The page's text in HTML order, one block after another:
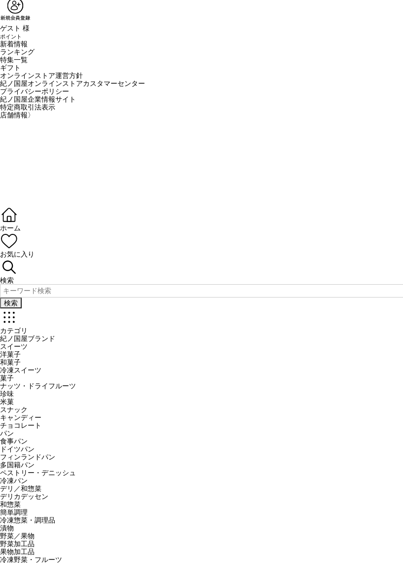
ゲスト 様
ポイント
新着情報
ランキング
特集一覧
ギフト
オンラインストア運営方針
紀ノ国屋オンラインストアカスタマーセンター
プライバシーポリシー
紀ノ国屋企業情報サイト
特定商取引法表示
店舗情報〉
ホーム
お気に入り
検索
検索
カテゴリ
紀ノ国屋ブランド
スイーツ
洋菓子
和菓子
冷凍スイーツ
菓子
ナッツ・ドライフルーツ
珍味
米菓
スナック
キャンディー
チョコレート
パン
食事パン
ドイツパン
フィンランドパン
多国籍パン
ペストリー・デニッシュ
冷凍パン
デリ／和惣菜
デリカデッセン
和惣菜
簡単調理
冷凍惣菜・調理品
漬物
野菜／果物
野菜加工品
果物加工品
冷凍野菜・フルーツ